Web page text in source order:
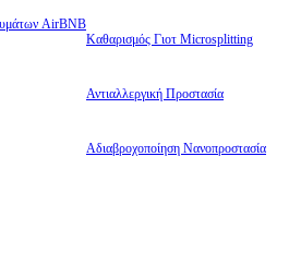
AirBNB
Καθαρισμός Γιοτ Microsplitting
Αντιαλλεργική Προστασία
Αδιαβροχοποίηση Νανοπροστασία